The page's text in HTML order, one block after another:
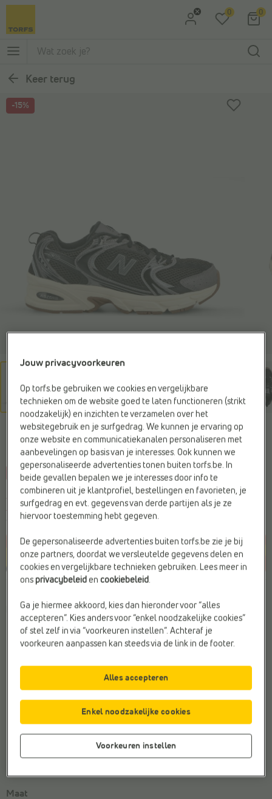
Ga naar Hoofdmenu
0 0
Keer terug
-15%
NEW BALANCE
Sneakers zwart
-15%
Je bespaart
€ 130,- € 110,50
€ 110,50
Black
Maat
Jouw privacyvoorkeuren
Op torfs.be gebruiken we cookies en vergelijkbare
technieken om de website goed te laten functioneren (strikt
noodzakelijk) en inzichten te verzamelen over het
websitegebruik en je surfgedrag. We kunnen je ervaring op
onze website en communicatiekanalen personaliseren met
aanbevelingen op basis van je interesses. Ook kunnen we
gepersonaliseerde advertenties tonen buiten torfs.be. In
beide gevallen bepalen we je interesses door info te
combineren uit je klantprofiel, bestellingen en favorieten, je
surfgedrag en evt. gegevens van derde partijen als je ze
hiervoor toestemming hebt gegeven.
De gepersonaliseerde advertenties buiten torfs.be zie je bij
onze partners, doordat we versleutelde gegevens delen en
cookies en vergelijkbare technieken gebruiken. Lees meer in
ons privacybeleid encookiebeleid.
Ga je hiermee akkoord, kies dan hieronder voor “alles
accepteren”. Kies anders voor “enkel noodzakelijke cookies”
of stel zelf in via “voorkeuren instellen”. Achteraf je
voorkeuren aanpassen kan steeds via de link in de footer.
Voorkeuren instellen
Enkel noodzakelijke cookies
Alles accepteren